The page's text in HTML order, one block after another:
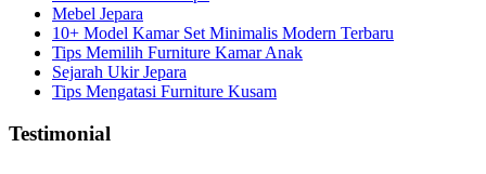
Mebel Jepara
10+ Model Kamar Set Minimalis Modern Terbaru
Tips Memilih Furniture Kamar Anak
Sejarah Ukir Jepara
Tips Mengatasi Furniture Kusam
Testimonial